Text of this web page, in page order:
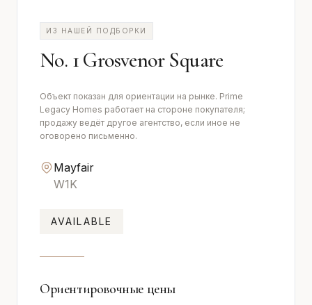
ИЗ НАШЕЙ ПОДБОРКИ
No. 1 Grosvenor Square
Объект показан для ориентации на рынке. Prime
Legacy Homes работает на стороне покупателя;
продажу ведёт другое агентство, если иное не
оговорено письменно.
Mayfair
W1K
AVAILABLE
Ориентировочные цены